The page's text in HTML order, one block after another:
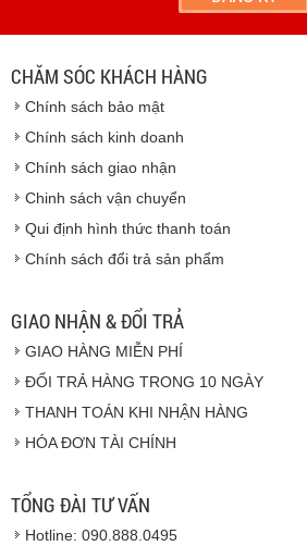
Vinhempich
CAM KẾT CHẤT
Hàng hóa được giao cho
100% nguyên đai
Vinhempich
độ bảo hành sản phẩm đối
CHĂM SÓC KHÁCH HÀNG
Chính sách bảo mật
Chính sách kinh doanh
Chính sách giao nhận
Chinh sách vận chuyển
Qui định hình thức thanh toán
Chính sách đổi trả sản phẩm
GIAO NHẬN & ĐỔI TRẢ
GIAO HÀNG MIỄN PHÍ
ĐỔI TRẢ HÀNG TRONG 10 NGÀY
THANH TOÁN KHI NHẬN HÀNG
HÓA ĐƠN TÀI CHÍNH
TỔNG ĐÀI TƯ VẤN
Hotline: 090.888.0495